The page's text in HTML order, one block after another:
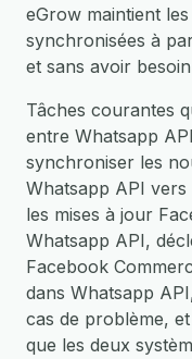
eGrow maintient
synchronisées à
et sans avoir
Tâches courantes
entre Whatsapp
synchroniser les
Whatsapp API
les mises à jour
Whatsapp API,
Facebook
dans Whatsapp
cas de problème,
que les deux